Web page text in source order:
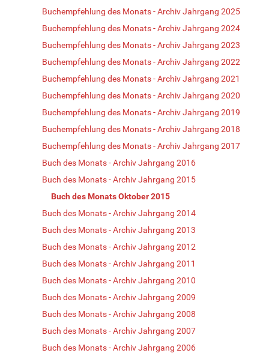
Buchempfehlung des Monats - Archiv Jahrgang 2025
Buchempfehlung des Monats - Archiv Jahrgang 2024
Buchempfehlung des Monats - Archiv Jahrgang 2023
Buchempfehlung des Monats - Archiv Jahrgang 2022
Buchempfehlung des Monats - Archiv Jahrgang 2021
Buchempfehlung des Monats - Archiv Jahrgang 2020
Buchempfehlung des Monats - Archiv Jahrgang 2019
Buchempfehlung des Monats - Archiv Jahrgang 2018
Buchempfehlung des Monats - Archiv Jahrgang 2017
Buch des Monats - Archiv Jahrgang 2016
Buch des Monats - Archiv Jahrgang 2015
Buch des Monats Oktober 2015
Buch des Monats - Archiv Jahrgang 2014
Buch des Monats - Archiv Jahrgang 2013
Buch des Monats - Archiv Jahrgang 2012
Buch des Monats - Archiv Jahrgang 2011
Buch des Monats - Archiv Jahrgang 2010
Buch des Monats - Archiv Jahrgang 2009
Buch des Monats - Archiv Jahrgang 2008
Buch des Monats - Archiv Jahrgang 2007
Buch des Monats - Archiv Jahrgang 2006